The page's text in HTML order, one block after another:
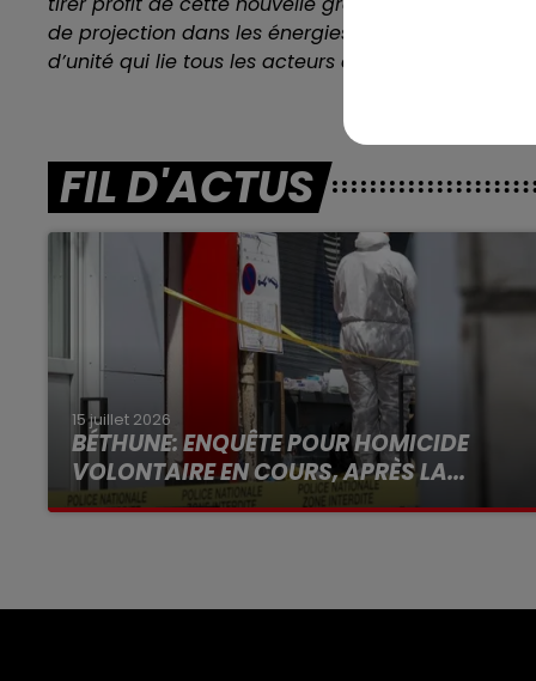
de projection dans les énergies du futur et dans
d’unité qui lie tous les acteurs de notre
FIL D'ACTUS
15 juillet 2026
BÉTHUNE: ENQUÊTE POUR HOMICIDE
VOLONTAIRE EN COURS, APRÈS LA...
Selon les premiers éléments, le logement